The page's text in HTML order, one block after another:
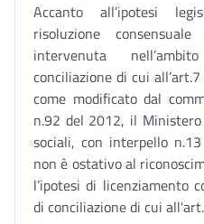
Accanto all’ipotesi
risoluzione
intervenuta
conciliazione di cui
come modificato dal
n.92 del 2012, il
sociali, con interpello
non è ostativo al
l’ipotesi di licenziamento
di conciliazione di cui